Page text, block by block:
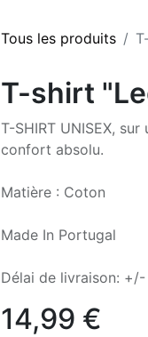
Tous les produits
T-shirt
T-SHIRT UNISEX,
confort absolu.
Matière : Coton
Made In Portugal
Délai de livraison:
14,99 €